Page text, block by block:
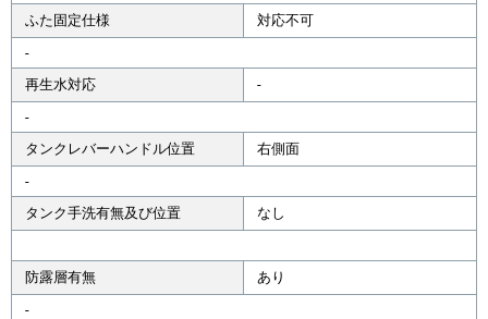
ふた固定仕様
対応不可
-
再生水対応
-
-
タンクレバーハンドル位置
右側面
-
タンク手洗有無及び位置
なし
防露層有無
あり
-